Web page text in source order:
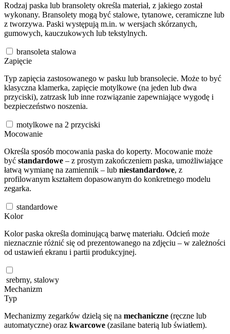
Rodzaj paska lub bransolety określa materiał, z jakiego został
wykonany. Bransolety mogą być stalowe, tytanowe, ceramiczne lub
z tworzywa. Paski występują m.in. w wersjach skórzanych,
gumowych, kauczukowych lub tekstylnych.
bransoleta stalowa
Zapięcie
Typ zapięcia zastosowanego w pasku lub bransolecie. Może to być
klasyczna klamerka, zapięcie motylkowe (na jeden lub dwa
przyciski), zatrzask lub inne rozwiązanie zapewniające wygodę i
bezpieczeństwo noszenia.
motylkowe na 2 przyciski
Mocowanie
Określa sposób mocowania paska do koperty. Mocowanie może
być standardowe – z prostym zakończeniem paska, umożliwiające
łatwą wymianę na zamiennik – lub niestandardowe, z
profilowanym kształtem dopasowanym do konkretnego modelu
zegarka.
standardowe
Kolor
Kolor paska określa dominującą barwę materiału. Odcień może
nieznacznie różnić się od prezentowanego na zdjęciu – w zależności
od ustawień ekranu i partii produkcyjnej.
srebrny, stalowy
Mechanizm
Typ
Mechanizmy zegarków dzielą się na mechaniczne (ręczne lub
automatyczne) oraz kwarcowe (zasilane baterią lub światłem).